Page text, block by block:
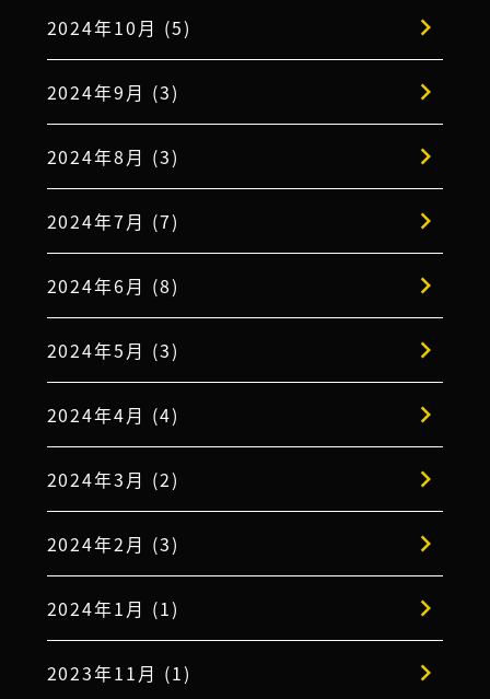
2024年10月 (5)
2024年9月 (3)
2024年8月 (3)
2024年7月 (7)
2024年6月 (8)
2024年5月 (3)
2024年4月 (4)
2024年3月 (2)
2024年2月 (3)
2024年1月 (1)
2023年11月 (1)